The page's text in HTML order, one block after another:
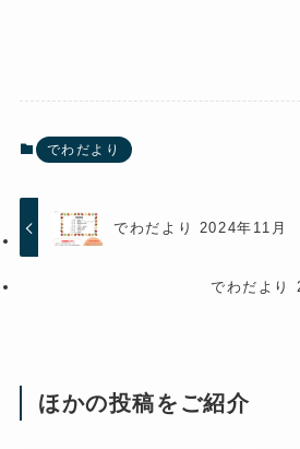
でわだより
でわだより 2024年11月
でわだより
ほかの投稿をご紹介